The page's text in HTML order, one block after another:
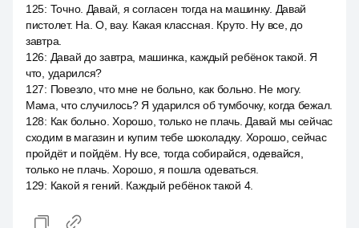
125: Точно. Давай, я согласен тогда на машинку. Давай
пистолет. На. О, вау. Какая классная. Круто. Ну все, до
завтра.
126: Давай до завтра, машинка, каждый ребёнок такой. Я
что, ударился?
127: Повезло, что мне не больно, как больно. Не могу.
Мама, что случилось? Я ударился об тумбочку, когда бежал.
128: Как больно. Хорошо, только не плачь. Давай мы сейчас
сходим в магазин и купим тебе шоколадку. Хорошо, сейчас
пройдёт и пойдём. Ну все, тогда собирайся, одевайся,
только не плачь. Хорошо, я пошла одеваться.
129: Какой я гений. Каждый ребёнок такой 4.